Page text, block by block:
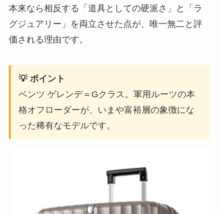
本来なら相反する「道具としての硬派さ」と「ラ
グジュアリー」を両立させた点が、唯一無二と評
価される理由です。
💡 ポイント
ベンツ ゲレンデ＝Gクラス。軍用ルーツの本
格オフローダーが、いまや富裕層の象徴にな
った稀有なモデルです。